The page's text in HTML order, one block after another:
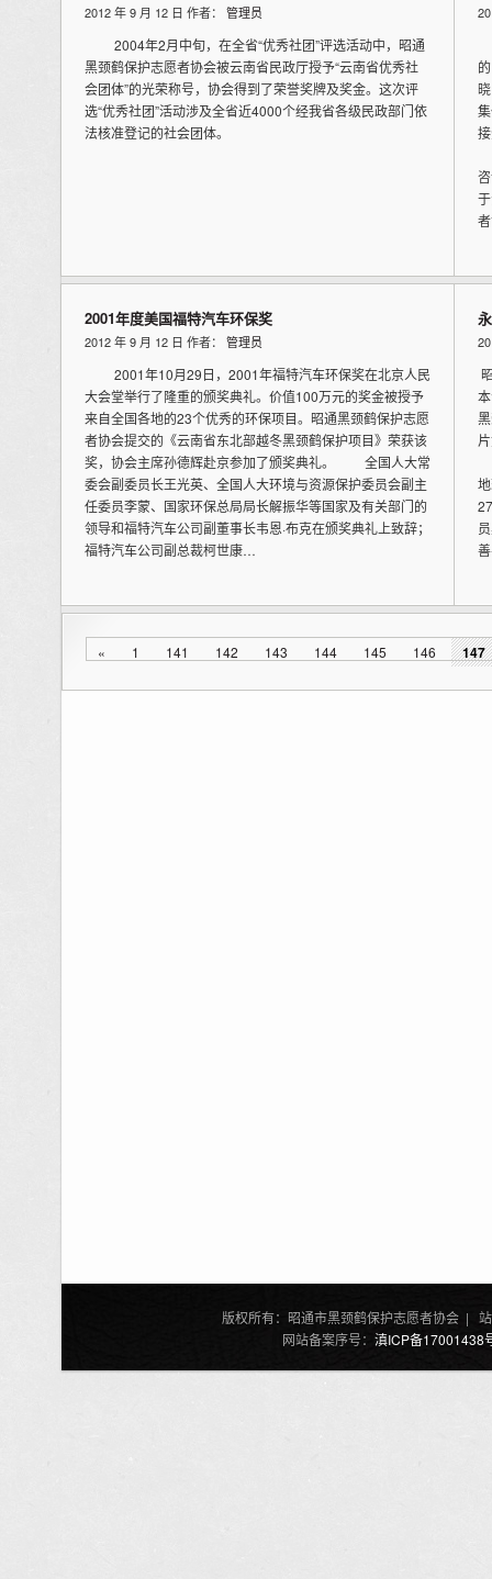
2012 年 9 月 12 日 作者： 管理员
2004年2月中旬，在全省“优秀社团”评选活动中，昭通
黑颈鹤保护志愿者协会被云南省民政厅授予“云南省优秀社
会团体”的光荣称号，协会得到了荣誉奖牌及奖金。这次评
选“优秀社团”活动涉及全省近4000个经我省各级民政部门依
法核准登记的社会团体。
2001年度美国福特汽车环保奖
2012 年 9 月 12 日 作者： 管理员
2001年10月29日，2001年福特汽车环保奖在北京人民
大会堂举行了隆重的颁奖典礼。价值100万元的奖金被授予
来自全国各地的23个优秀的环保项目。昭通黑颈鹤保护志愿
者协会提交的《云南省东北部越冬黑颈鹤保护项目》荣获该
奖，协会主席孙德辉赴京参加了颁奖典礼。 全国人大常
委会副委员长王光英、全国人大环境与资源保护委员会副主
任委员李蒙、国家环保总局局长解振华等国家及有关部门的
领导和福特汽车公司副董事长韦恩·布克在颁奖典礼上致辞；
福特汽车公司副总裁柯世康…
« 1 141 142 143 144 145 146 147
版权所有：昭通市黑颈鹤保护志愿者协会 |
网站备案序号： 滇ICP备17001438